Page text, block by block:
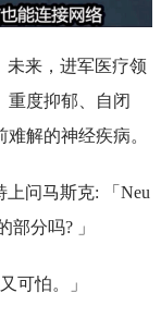
未来，进军医疗领
重度抑郁、自闭
解的神经疾病。
上问马斯克: 「Neu
分吗? 」
可怕。」